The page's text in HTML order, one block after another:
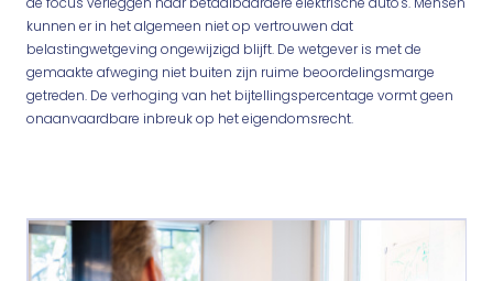
kunnen er in het algemeen niet op vertrouwen dat
belastingwetgeving ongewijzigd blijft. De wetgever is met de
gemaakte afweging niet buiten zijn ruime beoordelingsmarge
getreden. De verhoging van het bijtellingspercentage vormt geen
onaanvaardbare inbreuk op het eigendomsrecht.